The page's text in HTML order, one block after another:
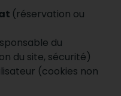
(réservation ou
du
du site, sécurité)
(cookies non